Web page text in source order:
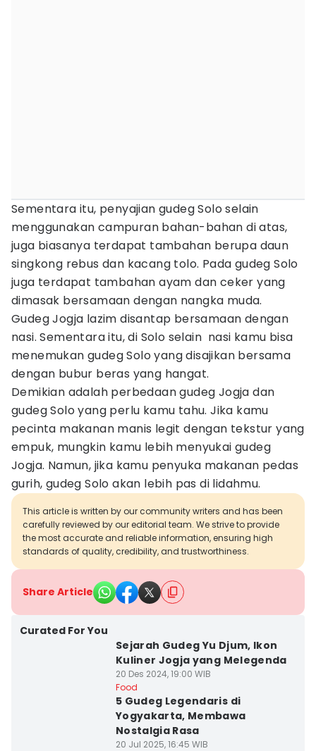
Sementara itu, penyajian gudeg Solo selain
menggunakan campuran bahan-bahan di atas,
juga biasanya terdapat tambahan berupa daun
singkong rebus dan kacang tolo. Pada gudeg Solo
juga terdapat tambahan ayam dan ceker yang
dimasak bersamaan dengan nangka muda.
Gudeg Jogja lazim disantap bersamaan dengan
nasi. Sementara itu, di Solo selain nasi kamu bisa
menemukan gudeg Solo yang disajikan bersama
dengan bubur beras yang hangat.
Demikian adalah perbedaan gudeg Jogja dan
gudeg Solo yang perlu kamu tahu. Jika kamu
pecinta makanan manis legit dengan tekstur yang
empuk, mungkin kamu lebih menyukai gudeg
Jogja. Namun, jika kamu penyuka makanan pedas
gurih, gudeg Solo akan lebih pas di lidahmu.
This article is written by our community writers and has been
carefully reviewed by our editorial team. We strive to provide
the most accurate and reliable information, ensuring high
standards of quality, credibility, and trustworthiness.
Share Article
Curated For You
Sejarah Gudeg Yu Djum, Ikon
Kuliner Jogja yang Melegenda
20 Des 2024, 19:00 WIB
Food
5 Gudeg Legendaris di
Yogyakarta, Membawa
Nostalgia Rasa
20 Jul 2025, 16:45 WIB